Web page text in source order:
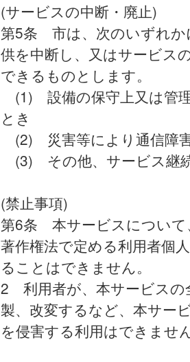
(サービスの中断・廃止)
第5条 市は、次のいずれか
供を中断し、又はサービス
できるものとします。
(1) 設備の保守上又は管
とき
(2) 災害等により通信障
(3) その他、サービス継
(禁止事項)
第6条 本サービスについて
著作権法で定める利用者個
ることはできません。
2 利用者が、本サービスの
製、改変するなど、本サー
を侵害する利用はできません